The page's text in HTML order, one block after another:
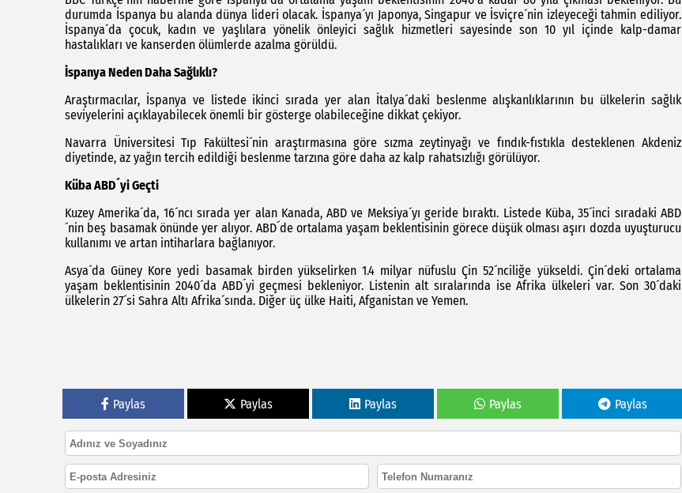
durumda İspanya bu alanda dünya lideri olacak. İspanya´yı Japonya, Singapur ve İsviçre´nin izleyeceği tahmin ediliyor.
İspanya´da çocuk, kadın ve yaşlılara yönelik önleyici sağlık hizmetleri sayesinde son 10 yıl içinde kalp-damar
hastalıkları ve kanserden ölümlerde azalma görüldü.
İspanya Neden Daha Sağlıklı?
Araştırmacılar, İspanya ve listede ikinci sırada yer alan İtalya´daki beslenme alışkanlıklarının bu ülkelerin sağlık
seviyelerini açıklayabilecek önemli bir gösterge olabileceğine dikkat çekiyor.
Navarra Üniversitesi Tıp Fakültesi´nin araştırmasına göre sızma zeytinyağı ve fındık-fıstıkla desteklenen Akdeniz
diyetinde, az yağın tercih edildiği beslenme tarzına göre daha az kalp rahatsızlığı görülüyor.
Küba ABD´yi Geçti
Kuzey Amerika´da, 16´ncı sırada yer alan Kanada, ABD ve Meksiya´yı geride bıraktı. Listede Küba, 35´inci sıradaki ABD
´nin beş basamak önünde yer alıyor. ABD´de ortalama yaşam beklentisinin görece düşük olması aşırı dozda uyuşturucu
kullanımı ve artan intiharlara bağlanıyor.
Asya´da Güney Kore yedi basamak birden yükselirken 1.4 milyar nüfuslu Çin 52´nciliğe yükseldi. Çin´deki ortalama
yaşam beklentisinin 2040´da ABD´yi geçmesi bekleniyor. Listenin alt sıralarında ise Afrika ülkeleri var. Son 30´daki
ülkelerin 27´si Sahra Altı Afrika´sında. Diğer üç ülke Haiti, Afganistan ve Yemen.
Paylas Paylas Paylas Paylas Paylas